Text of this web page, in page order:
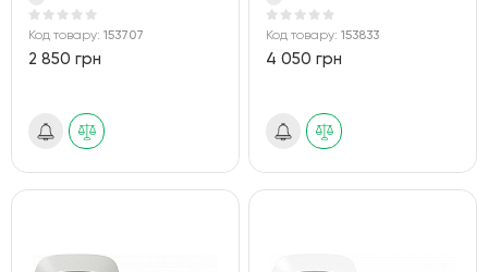
Код товару: 153707
2 850 грн
Код товару:153833
4 050 грн